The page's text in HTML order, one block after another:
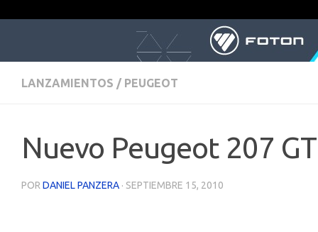
LANZAMIENTOS / PEUGEOT
Nuevo Peugeot 207
POR DANIEL PANZERA · SEPTIEMBRE 15, 2010